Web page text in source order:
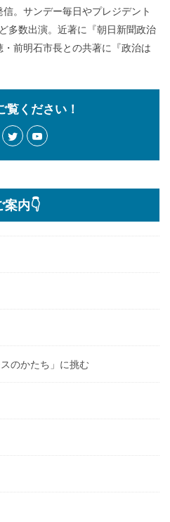
。サンデー毎日やプレジデント
多数出演。近著に『朝日新聞政治
前明石市長との共著に『政治は
覧ください！
内👇
のかたち」に挑む